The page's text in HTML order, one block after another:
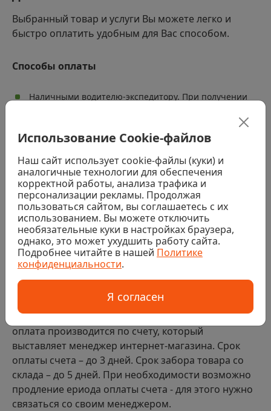
Выбранный товар и услуги Вы можете легко и
быстро оплатить удобным для Вас способом.
Способы оплаты
Наличными водителю-экспедитору. При получении
требующими услуг колеровки, распила или резки)
Банковской картой водителю-экспедитору. При
получении заказа (за исключением заказов с
товарами, требующими услуг колеровки, распила или
резки)
Наличными или банковской картой в магазине. При
получении заказа (за исключением заказов с
товарами, требующими услуг колеровки, распила или
резки)
Банковской картой на сайте
Безналичный расчет
Если покупка в интернет-магазине совершается
организацией или иным юридическим лицом, то
оплата производится по счету, который
выставляет менеджер интернет-магазина. Срок
оплаты счета – до 3 дней. Срок забора товара со
склада – до 5 дней. При необходимости возможно
продление ериода оплаты счета - для этого нужно
связаться со своим менеджером.
Использование Cookie-файлов
Наш сайт использует cookie-файлы (куки) и
аналогичные технологии для обеспечения
корректной работы, анализа трафика и
персонализации рекламы. Продолжая
пользоваться сайтом, вы соглашаетесь с их
использованием. Вы можете отключить
необязательные куки в настройках браузера,
однако, это может ухудшить работу сайта.
Подробнее читайте в нашей Политике
конфиденциальности.
Я согласен